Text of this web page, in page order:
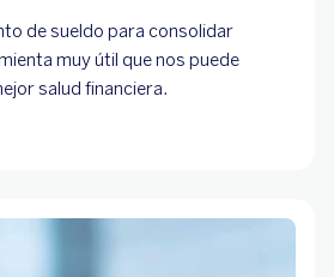
de sueldo para consolidar
muy útil que nos puede
salud financiera.